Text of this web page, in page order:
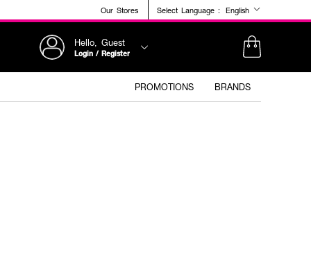
Our Stores Select Language : English
Hello, Guest
Login / Register
PROMOTIONS BRANDS